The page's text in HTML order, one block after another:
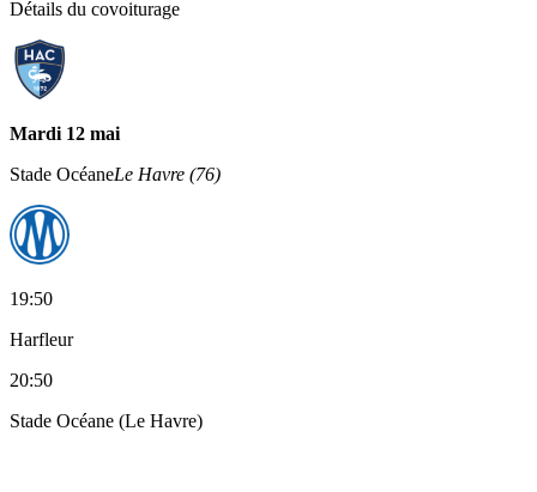
Détails du covoiturage
Mardi 12 mai
Stade OcéaneLe Havre (76)
19:50
Harfleur
20:50
Stade Océane (Le Havre)